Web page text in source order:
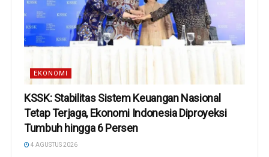
EKONOMI
KSSK: Stabilitas Sistem Keuangan Nasional
Tetap Terjaga, Ekonomi Indonesia Diproyeksi
Tumbuh hingga 6 Persen
4 AGUSTUS 2026